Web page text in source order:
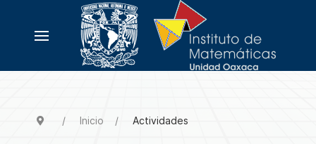
Inicio Actividades